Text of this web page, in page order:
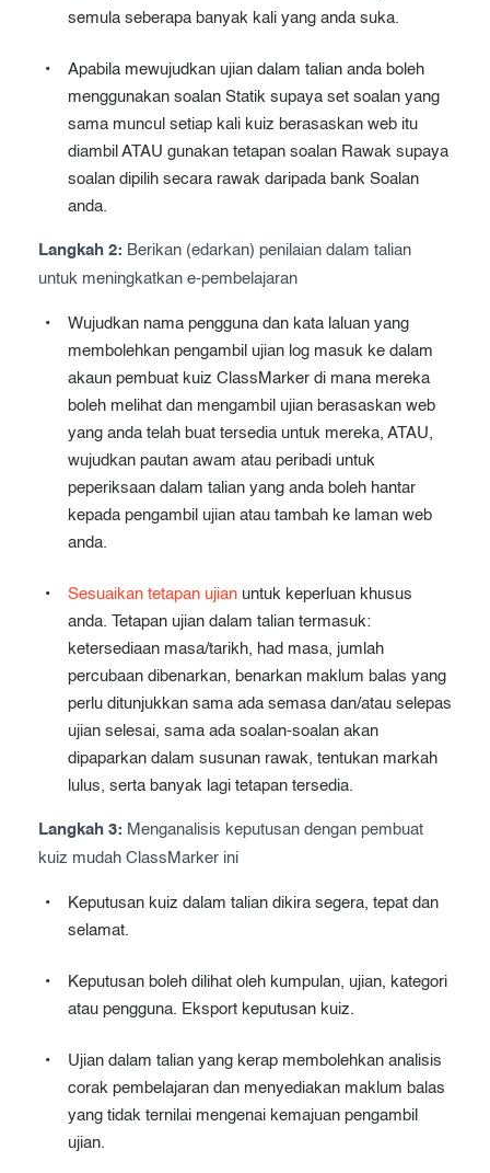
semula seberapa banyak kali yang anda suka.
Apabila mewujudkan ujian dalam talian anda boleh
menggunakan soalan Statik supaya set soalan yang
sama muncul setiap kali kuiz berasaskan web itu
diambil ATAU gunakan tetapan soalan Rawak supaya
soalan dipilih secara rawak daripada bank Soalan
anda.
Langkah 2: Berikan (edarkan) penilaian dalam talian
untuk meningkatkan e-pembelajaran
Wujudkan nama pengguna dan kata laluan yang
membolehkan pengambil ujian log masuk ke dalam
akaun pembuat kuiz ClassMarker di mana mereka
boleh melihat dan mengambil ujian berasaskan web
yang anda telah buat tersedia untuk mereka, ATAU,
wujudkan pautan awam atau peribadi untuk
peperiksaan dalam talian yang anda boleh hantar
kepada pengambil ujian atau tambah ke laman web
anda.
Sesuaikan tetapan ujian untuk keperluan khusus
anda. Tetapan ujian dalam talian termasuk:
ketersediaan masa/tarikh, had masa, jumlah
percubaan dibenarkan, benarkan maklum balas yang
perlu ditunjukkan sama ada semasa dan/atau selepas
ujian selesai, sama ada soalan-soalan akan
dipaparkan dalam susunan rawak, tentukan markah
lulus, serta banyak lagi tetapan tersedia.
Langkah 3: Menganalisis keputusan dengan pembuat
kuiz mudah ClassMarker ini
Keputusan kuiz dalam talian dikira segera, tepat dan
selamat.
Keputusan boleh dilihat oleh kumpulan, ujian, kategori
atau pengguna. Eksport keputusan kuiz.
Ujian dalam talian yang kerap membolehkan analisis
corak pembelajaran dan menyediakan maklum balas
yang tidak ternilai mengenai kemajuan pengambil
ujian.